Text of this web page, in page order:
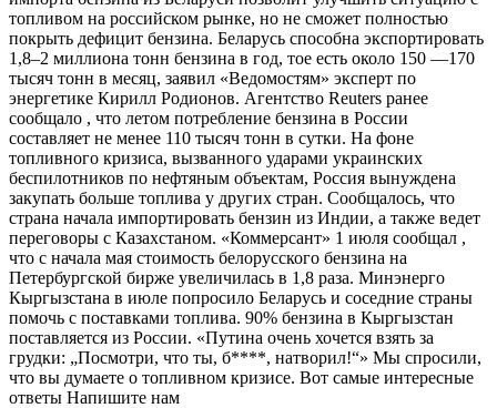
топливом на российском рынке, но не сможет полностью
покрыть дефицит бензина. Беларусь способна экспортировать
1,8–2 миллиона тонн бензина в год, тое есть около 150 —170
тысяч тонн в месяц, заявил «Ведомостям» эксперт по
энергетике Кирилл Родионов. Агентство Reuters ранее
сообщало , что летом потребление бензина в России
составляет не менее 110 тысяч тонн в сутки. На фоне
топливного кризиса, вызванного ударами украинских
беспилотников по нефтяным объектам, Россия вынуждена
закупать больше топлива у других стран. Сообщалось, что
страна начала импортировать бензин из Индии, а также ведет
переговоры с Казахстаном. «Коммерсант» 1 июля сообщал ,
что с начала мая стоимость белорусского бензина на
Петербургской бирже увеличилась в 1,8 раза. Минэнерго
Кыргызстана в июле попросило Беларусь и соседние страны
помочь с поставками топлива. 90% бензина в Кыргызстан
поставляется из России. «Путина очень хочется взять за
грудки: „Посмотри, что ты, б****, натворил!“» Мы спросили,
что вы думаете о топливном кризисе. Вот самые интересные
ответы Напишите нам